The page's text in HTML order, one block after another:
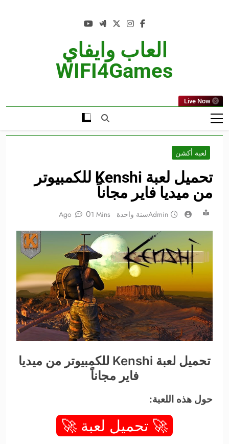
العاب وايفاي
WIFI4Games
Live Now
لعبة أكشن
تحميل لعبة Kenshi للكمبيوتر
من ميديا فاير مجاناً
Adminسنة واحدة Ago 01 Mins
تحميل لعبة Kenshi للكمبيوتر من ميديا
فاير مجاناً
حول هذه اللعبة:
🚀 تحميل لعبة 🚀